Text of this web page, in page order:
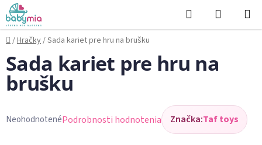
Prejsť
na
obsah
Hľadať
KOŠÍK
Domov
/Hračky/Sada kariet pre hru na brušku
Sada kariet pre hru na
brušku
Priemerné
NeohodnotenéPodrobnosti hodnotenia Značka:Taf toys